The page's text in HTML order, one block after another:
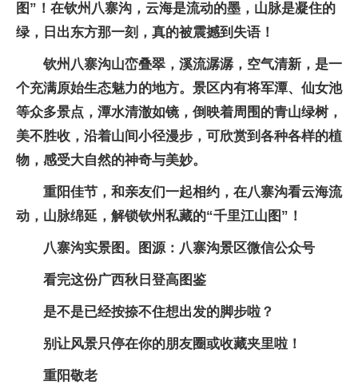
图”！在钦州八寨沟，云海是流动的墨，山脉是凝住的
绿，日出东方那一刻，真的被震撼到失语！
钦州八寨沟山峦叠翠，溪流潺潺，空气清新，是一
个充满原始生态魅力的地方。景区内有将军潭、仙女池
等众多景点，潭水清澈如镜，倒映着周围的青山绿树，
美不胜收，沿着山间小径漫步，可欣赏到各种各样的植
物，感受大自然的神奇与美妙。
重阳佳节，和亲友们一起相约，在八寨沟看云海流
动，山脉绵延，解锁钦州私藏的“千里江山图”！
八寨沟实景图。图源：八寨沟景区微信公众号
看完这份广西秋日登高图鉴
是不是已经按捺不住想出发的脚步啦？
别让风景只停在你的朋友圈或收藏夹里啦！
重阳敬老